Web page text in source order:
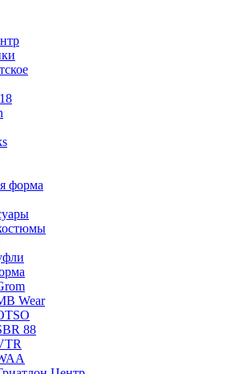
форма
Wear
88